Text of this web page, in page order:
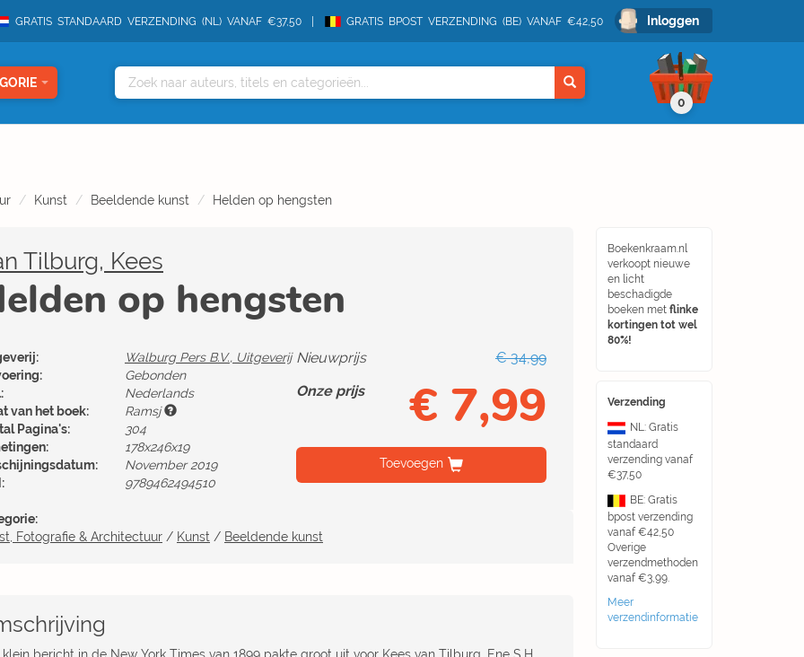
GRATIS STANDAARD VERZENDING (NL) VANAF €37,50 GRATIS BPOST VERZENDING (BE) VANAF €42,50 Inloggen
0
Kunst Beeldende kunst Helden op hengsten
Boekenkraam.nl
verkoopt nieuwe
en licht
beschadigde
boeken met flinke
kortingen tot wel
80%!
Verzending
NL: Gratis
standaard
verzending vanaf
€37,50
BE: Gratis
bpost verzending
vanaf €42,50
Overige
verzendmethoden
vanaf €3,99.
Meer
verzendinformatie
Tilburg, Kees
op hengsten
Walburg Pers B.V., Uitgeverij
Gebonden
Nederlands
van het boek:
Ramsj
Pagina's:
304
178x246x19
November 2019
9789462494510
Nieuwprijs
€ 34,99
Onze prijs
€ 7,99
Toevoegen
Fotografie & Architectuur / Kunst / Beeldende kunst